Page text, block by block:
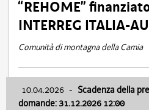
“REHOME”
INTERREG ITALIA-
Comunità di montagna della Carnia
10.04.2026 - Scadenza della
domande: 31.12.2026 12:00